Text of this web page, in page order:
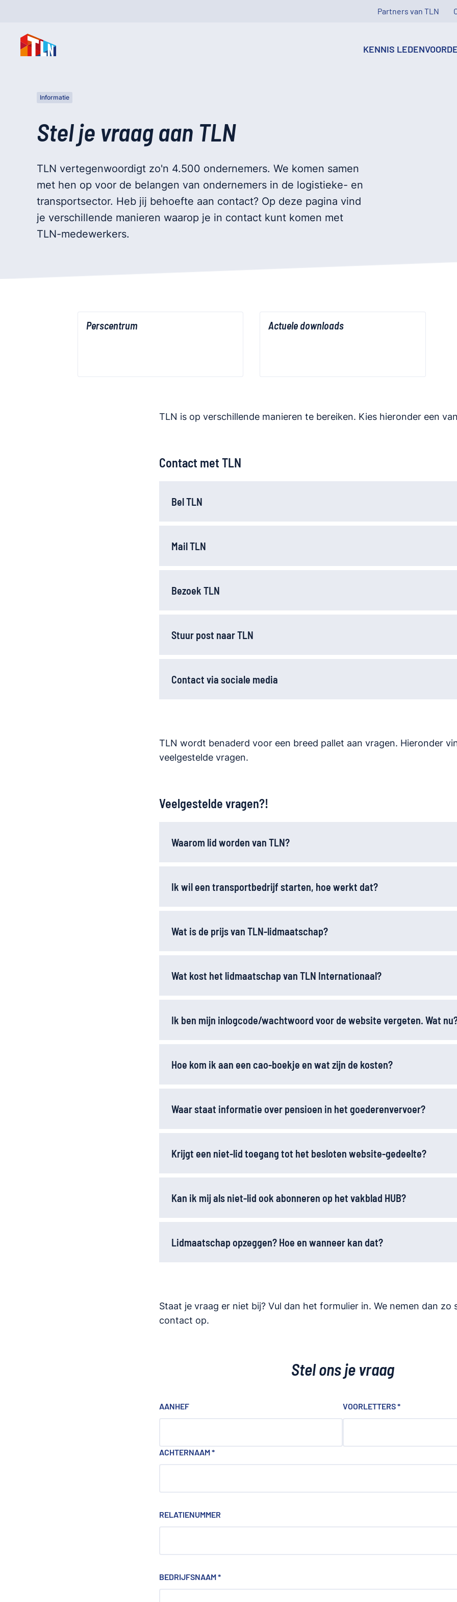
Partners van TLN
KENNIS
Informatie
Stel je vraag aan TLN
TLN vertegenwoordigt zo'n 4.500 ondernemers. We komen samen
met hen op voor de belangen van ondernemers in de logistieke- en
transportsector. Heb jij behoefte aan contact? Op deze pagina vind
je verschillende manieren waarop je in contact kunt komen met
TLN-medewerkers.
Perscentrum Actuele downloads
TLN is op verschillende manieren te bereiken. Kies hieronder een
Contact met TLN
Bel TLN
Mail TLN
Bezoek TLN
Stuur post naar TLN
Contact via sociale media
TLN wordt benaderd voor een breed pallet aan vragen. Hieronder
veelgestelde vragen.
Veelgestelde vragen?!
Waarom lid worden van TLN?
Ik wil een transportbedrijf starten, hoe werkt dat?
Wat is de prijs van TLN-lidmaatschap?
Wat kost het lidmaatschap van TLN Internationaal?
Ik ben mijn inlogcode/wachtwoord voor de website vergeten. Wat
Hoe kom ik aan een cao-boekje en wat zijn de kosten?
Waar staat informatie over pensioen in het goederenvervoer?
Krijgt een niet-lid toegang tot het besloten website-gedeelte?
Kan ik mij als niet-lid ook abonneren op het vakblad HUB?
Lidmaatschap opzeggen? Hoe en wanneer kan dat?
Staat je vraag er niet bij? Vul dan het formulier in. We nemen dan zo
contact op.
Stel ons je vraag
AANHEF VOORLETTERS*
ACHTERNAAM*
RELATIENUMMER
BEDRIJFSNAAM*